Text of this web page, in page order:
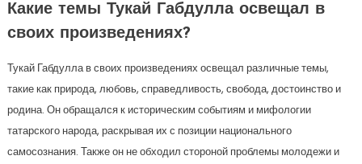
Какие темы Тукай Габдулла освещал в
своих произведениях?
Тукай Габдулла в своих произведениях освещал различные темы,
такие как природа, любовь, справедливость, свобода, достоинство и
родина. Он обращался к историческим событиям и мифологии
татарского народа, раскрывая их с позиции национального
самосознания. Также он не обходил стороной проблемы молодежи и